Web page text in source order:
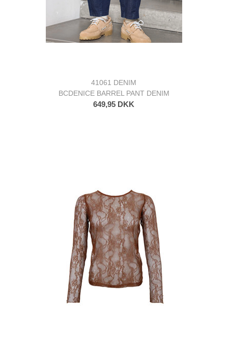
41061 DENIM
BCDENICE BARREL PANT DENIM
649,95 DKK